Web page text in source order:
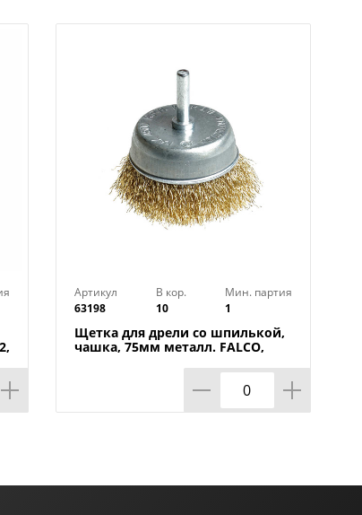
Артикул
63198
В кор.
10
Мин. партия
1
Щетка для дрели со шпилькой,
чашка, 75мм металл. FALCO,